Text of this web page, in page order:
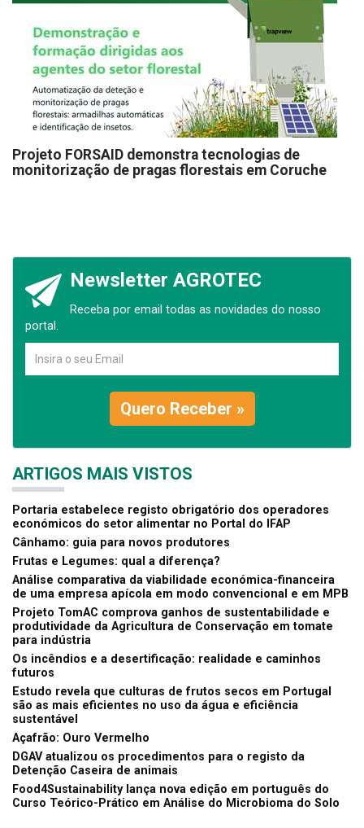
Projeto FORSAID demonstra tecnologias de
monitorização de pragas florestais em Coruche
Newsletter AGROTEC
Receba por email todas as novidades do nosso
portal.
Quero Receber »
ARTIGOS MAIS VISTOS
Portaria estabelece registo obrigatório dos operadores
económicos do setor alimentar no Portal do IFAP
Cânhamo: guia para novos produtores
Frutas e Legumes: qual a diferença?
Análise comparativa da viabilidade económica-financeira
de uma empresa apícola em modo convencional e em MPB
Projeto TomAC comprova ganhos de sustentabilidade e
produtividade da Agricultura de Conservação em tomate
para indústria
Os incêndios e a desertificação: realidade e caminhos
futuros
Estudo revela que culturas de frutos secos em Portugal
são as mais eficientes no uso da água e eficiência
sustentável
Açafrão: Ouro Vermelho
DGAV atualizou os procedimentos para o registo da
Detenção Caseira de animais
Food4Sustainability lança nova edição em português do
Curso Teórico-Prático em Análise do Microbioma do Solo